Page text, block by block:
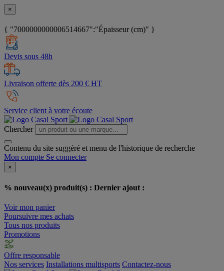
×
{ "7000000000006514667":"Épaisseur (cm)" }
Devis sous 48h
Livraison offerte dès 200 € HT
Service client à votre écoute
Chercher
Contenu du site suggéré et menu de l'historique de recherche
Mon compte Se connecter
×
% nouveau(x) produit(s) : Dernier ajout :
Voir mon panier
Poursuivre mes achats
Tous nos produits
Promotions
Offre responsable
Nos services Installations multisports Contactez-nous